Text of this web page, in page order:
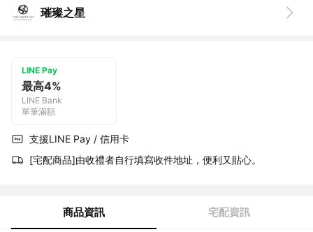
璀璨之星
LINE Pay
最高4%
LINE Bank
單筆滿額
支援LINE Pay / 信用卡
[宅配商品]由收禮者自行填寫收件地址，便利又貼心。
商品資訊 宅配資訊